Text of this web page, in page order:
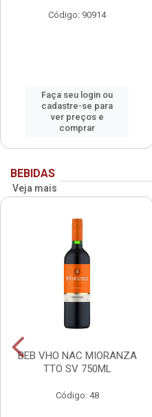
Código: 90914
Faça seu login ou
cadastre-se para
ver preços e
comprar
BEBIDAS
Veja mais
BEB VHO NAC MIORANZA
TTO SV 750ML
Código: 48